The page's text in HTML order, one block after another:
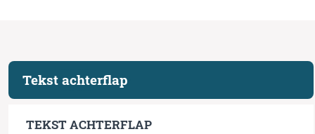
Tekst achterflap
TEKST ACHTERFLAP